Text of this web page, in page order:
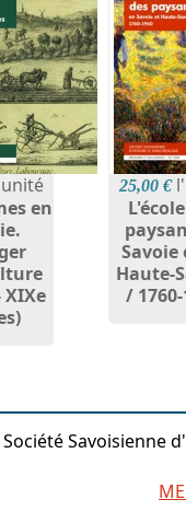
en
XIXe
25,00 €
Savoie
Haute-
/
Savoisienne